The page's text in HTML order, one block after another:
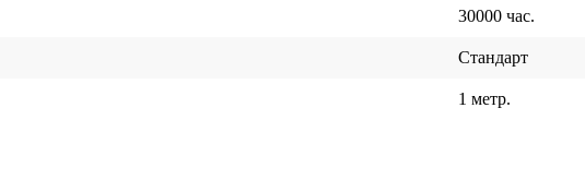
30000 час.
Стандарт
1 метр.